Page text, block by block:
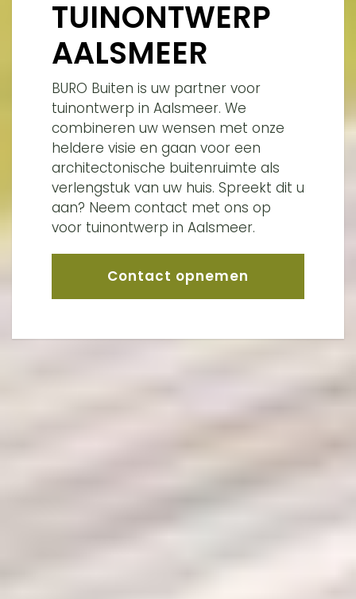
TUINONTWERP
AALSMEER
BURO Buiten is uw partner voor
tuinontwerp in Aalsmeer. We
combineren uw wensen met onze
heldere visie en gaan voor een
architectonische buitenruimte als
verlengstuk van uw huis. Spreekt dit u
aan? Neem contact met ons op
voor tuinontwerp in Aalsmeer.
Contact opnemen